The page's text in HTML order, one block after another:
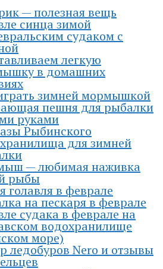
— полезная вещь
синца зимой
судаком с
легкую
в домашних
зимней мормышкой
пешня для рыбалки
руками
Рыбинского
для зимней
— любимая наживка
рыбы
голавля в феврале
на пескаря в феврале
судака в феврале на
водохранилище
море)
ледобуров Nero и отзывы